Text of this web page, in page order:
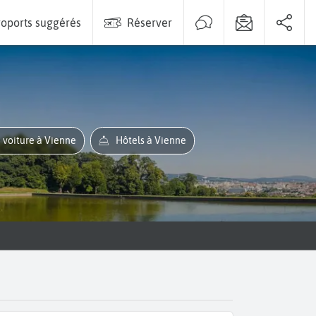
suggérés Réserver
voiture à Vienne Hôtels à Vienne